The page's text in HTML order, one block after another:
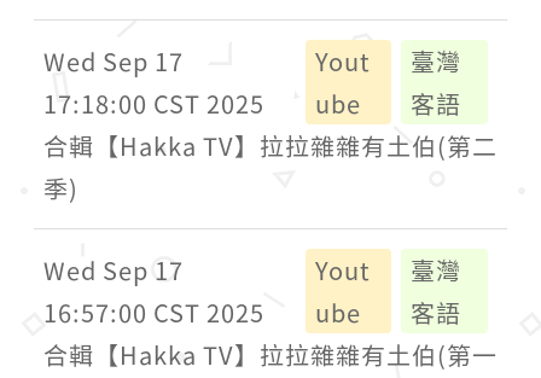
Wed Sep 17
17:18:00 CST 2025
Yout
ube
臺灣
客語
合輯【Hakka TV】拉拉雜雜有土伯(第二
季)
Wed Sep 17
16:57:00 CST 2025
Yout
ube
臺灣
客語
合輯【Hakka TV】拉拉雜雜有土伯(第一